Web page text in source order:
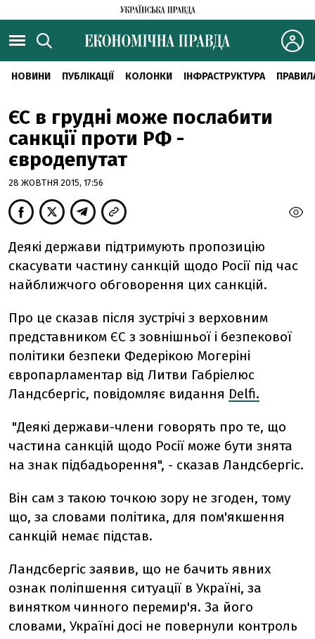
НОВИНИ ПУБЛІКАЦІЇ КОЛОНКИ ІНФРАСТРУКТУРА
ЄС в грудні може послабити
санкції проти РФ -
євродепутат
28 ЖОВТНЯ 2015, 17:56
Деякі держави підтримують пропозицію
скасувати частину санкцій щодо Росії під час
найближчого обговорення цих санкцій.
Про це сказав після зустрічі з верховним
представником ЄС з зовнішньої і безпекової
політики безпеки Федерікою Могеріні
європарламентар від Литви Габріелюс
Ландсбергіс, повідомляє видання Delfi.
"Деякі держави-члени говорять про те, що
частина санкцій щодо Росії може бути знята
на знак підбадьорення", - сказав Ландсбергіс.
Він сам з такою точкою зору не згоден, тому
що, за словами політика, для пом'якшення
санкцій немає підстав.
Ландсбергіс заявив, що не бачить явних
ознак поліпшення ситуації в Україні, за
винятком чинного перемир'я. За його
словами, Україні досі не повернули контроль